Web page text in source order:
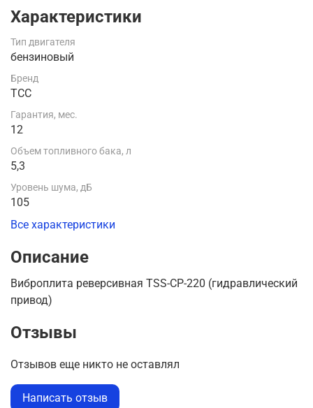
Характеристики
Тип двигателя
бензиновый
Бренд
ТСС
Гарантия, мес.
12
Объем топливного бака, л
5,3
Уровень шума, дБ
105
Все характеристики
Описание
Виброплита реверсивная TSS-CP-220 (гидравлический
привод)
Отзывы
Отзывов еще никто не оставлял
Написать отзыв